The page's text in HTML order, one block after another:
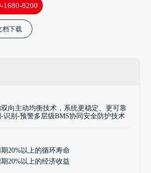
1680-8200
档下载
向主动均衡技术，系统更稳定、更可靠
识别-预警多层级BMS协同安全防护技术
20%以上的循环寿命
20%以上的经济收益